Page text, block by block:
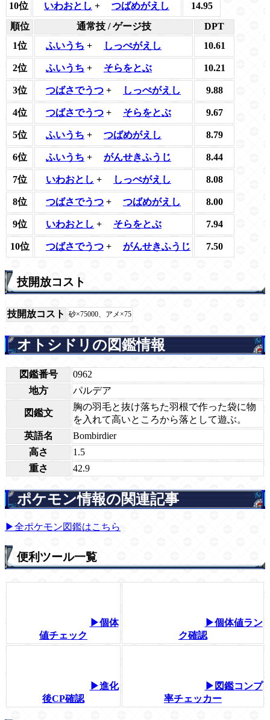
10位 いわおとし + つばめがえし
14.95
順位
通常技 / ゲージ技
DPT
1位
ふいうち + しっぺがえし 10.61
2位 ふいうち + そらをとぶ 10.21
3位 つばさでうつ + しっぺがえし 9.88
4位 つばさでうつ + そらをとぶ 9.67
5位 ふいうち + つばめがえし 8.79
6位 ふいうち + がんせきふうじ 8.44
7位 いわおとし + しっぺがえし 8.08
8位 つばさでうつ + つばめがえし 8.00
9位 いわおとし + そらをとぶ 7.94
10位 つばさでうつ + がんせきふうじ 7.50
技開放コスト
技開放コスト 砂×75000、アメ×75
オトシドリの図鑑情報
図鑑番号
0962
地方
パルデア
図鑑文
胸の羽毛と抜け落ちた羽根で作った袋に物
を入れて高いところから落として遊ぶ。
英語名
Bombirdier
高さ
1.5
重さ
42.9
ポケモン情報の関連記事
▶全ポケモン図鑑はこちら
便利ツール一覧
▶個体
値チェック
▶個体値ラン
ク確認
▶進化
後CP確認
▶図鑑コンプ
率チェッカー